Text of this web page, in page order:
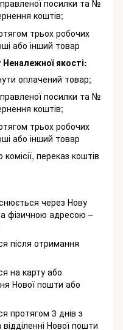
посилки та №
коштів;
трьох робочих
або інший товар
якості:
оплачений товар;
посилки та №
коштів;
трьох робочих
або інший товар
переказ коштів
через Нову
фізичною адресою –
після отримання
на карту або
Нової пошти або
протягом 3 днів з
Нової пошти